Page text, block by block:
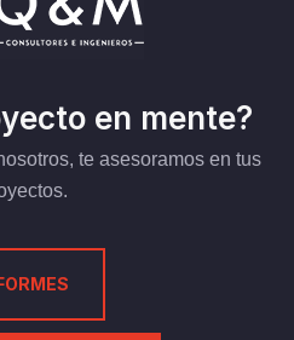
en mente?
te asesoramos en tus